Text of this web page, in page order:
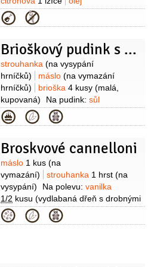
olivový
pepř
600 gramů (panenka)
Kategorie
Brioškový pudink s ovocem
Suroviny
strouhanka (na vysypání
hrníčků)
máslo (na vymazání
hrníčků)
brioška 4 kusy (malá,
kupovaná)
Na pudink: sůl
1 špetka
smetana na vaření
80 gramů
cukr hnědý
2 kusy
cukr vanilkový
1 balíček
máslo
ozdobení: smetana na šlehání
100 gramů
(oslazená)
jahody
100 gramů
cukr moučkový
Kategorie
Broskvové cannelloni
Suroviny
máslo 1 kus (na
vymazání)
strouhanka 1 hrst (na
vysypání)
Na polevu: vanilka
1/2 kusu (vydlabaná dřeň s drobnými
semínky z vanilkového lusku)
5 decilitrů
cukr krupice
Kategorie